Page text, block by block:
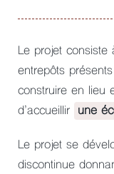
Le projet consiste
entrepôts
construire en lieu
d’accueillir une
Le projet se
discontinue